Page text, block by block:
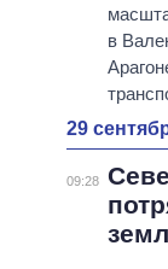
в
29
09:28